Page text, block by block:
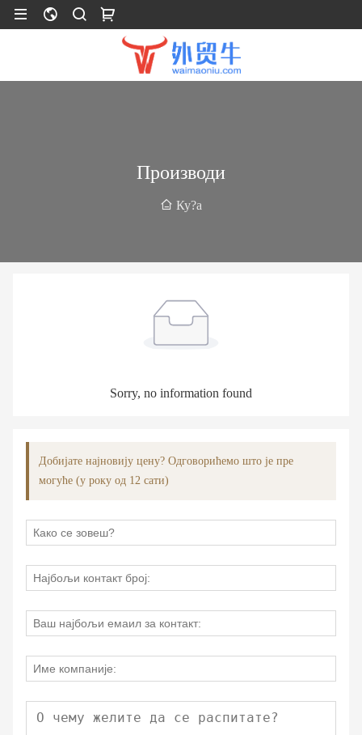
Производи
Ку?а
Sorry, no information found
Добијате најновију цену? Одговорићемо што је пре
могуће (у року од 12 сати)